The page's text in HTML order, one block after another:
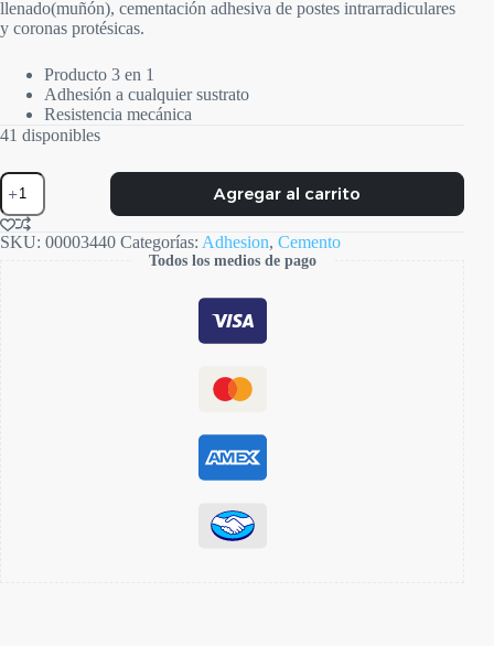
llenado(muñón), cementación adhesiva de postes intrarradiculares
y coronas protésicas.
Producto 3 en 1
Adhesión a cualquier sustrato
Resistencia mecánica
41 disponibles
Allcem
Core
cantidad
Agregar al carrito
SKU: 00003440 Categorías: Adhesion, Cemento
Todos los medios de pago